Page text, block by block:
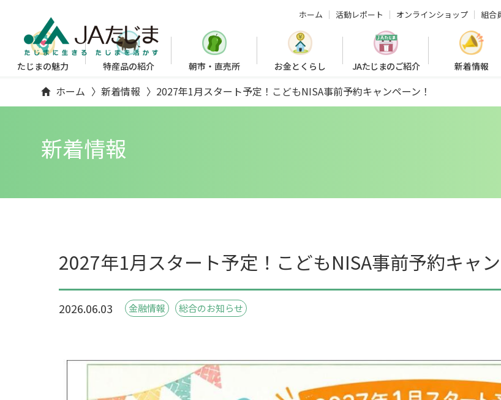
ホーム 活動レポート オンラインショップ 組合
たじまの魅力 特産品の紹介 朝市・直売所 お金とくらし JAたじまのご紹介 新着情報
ホーム 新着情報 2027年1月スタート予定！こどもNISA事前予約キャンペーン！
新着情報
2027年1月スタート予定！こどもNISA事前予約キャン
2026.06.03 金融情報 総合のお知らせ